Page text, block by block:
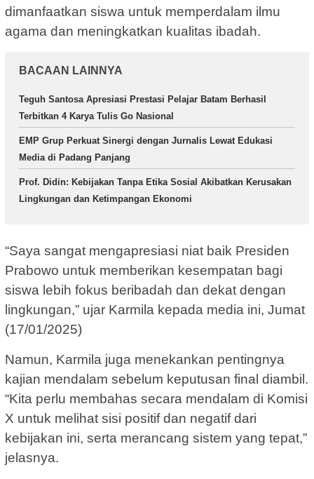
dimanfaatkan siswa untuk memperdalam ilmu
agama dan meningkatkan kualitas ibadah.
BACAAN LAINNYA
Teguh Santosa Apresiasi Prestasi Pelajar Batam Berhasil
Terbitkan 4 Karya Tulis Go Nasional
EMP Grup Perkuat Sinergi dengan Jurnalis Lewat Edukasi
Media di Padang Panjang
Prof. Didin: Kebijakan Tanpa Etika Sosial Akibatkan Kerusakan
Lingkungan dan Ketimpangan Ekonomi
“Saya sangat mengapresiasi niat baik Presiden
Prabowo untuk memberikan kesempatan bagi
siswa lebih fokus beribadah dan dekat dengan
lingkungan,” ujar Karmila kepada media ini, Jumat
(17/01/2025)
Namun, Karmila juga menekankan pentingnya
kajian mendalam sebelum keputusan final diambil.
“Kita perlu membahas secara mendalam di Komisi
X untuk melihat sisi positif dan negatif dari
kebijakan ini, serta merancang sistem yang tepat,”
jelasnya.